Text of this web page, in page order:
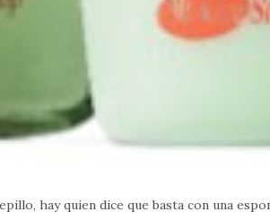
hay quien dice que basta con una